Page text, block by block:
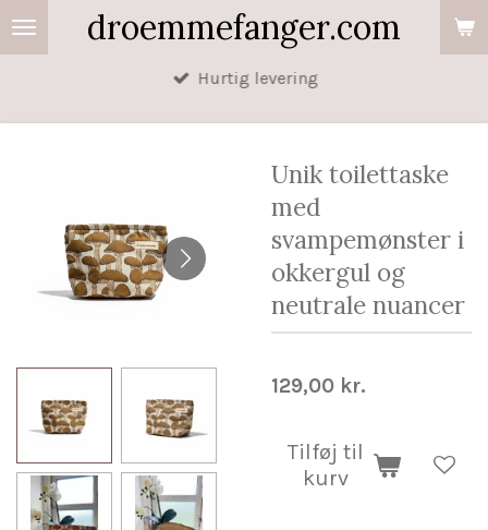
Spring
til
droemmefanger.com
Hurtig levering
Unik toilettaske
med
svampemønster i
okkergul og
neutrale nuancer
129,00 kr.
Tilføj til
kurv